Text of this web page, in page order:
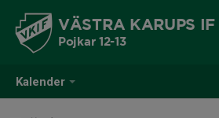
Kalender
VÄSTRA KARUPS IF
Pojkar 12-13